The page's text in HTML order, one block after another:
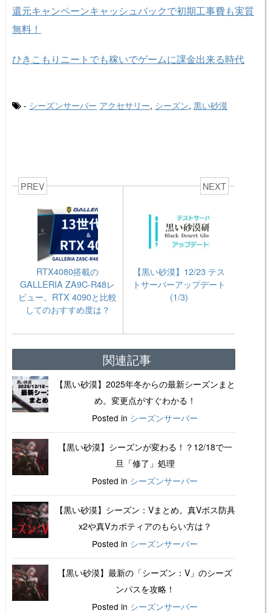
還元キャンペーンキャッシュバックで初期工事費も実質
無料！
ひきこもりニートでも稼いでゲームに課金出来る時代
- シーズンサーバー アクセサリー, シーズン, 黒い砂漠
PREV
RTX4080搭載の
GALLERIA ZA9C-R48レ
ビュー。RTX 4090と比較
してのおすすめ度は？
NEXT
【黒い砂漠】12/23 テス
トサーバーアップデート
(1/3)
関連記事
【黒い砂漠】2025年冬からの最新シーズンまと
め。変更点がすぐわかる！
Posted in シーズンサーバー
【黒い砂漠】シーズンが変わる！？12/18で一
旦「修了」処理
Posted in シーズンサーバー
【黒い砂漠】シーズン：Vまとめ。真Vボス防具
x2や真Vカポティアのもらい方は？
Posted in シーズンサーバー
【黒い砂漠】最新の「シーズン：V」のシーズ
ンパスを攻略！
Posted in シーズンサーバー